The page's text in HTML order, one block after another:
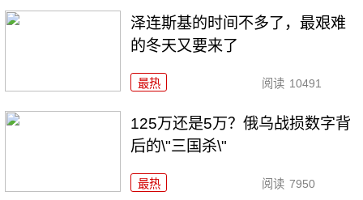
泽连斯基的时间不多了，最艰难
的冬天又要来了
最热 阅读 10491
125万还是5万？俄乌战损数字背
后的\"三国杀\"
最热 阅读 7950